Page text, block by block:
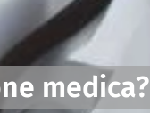
medica?